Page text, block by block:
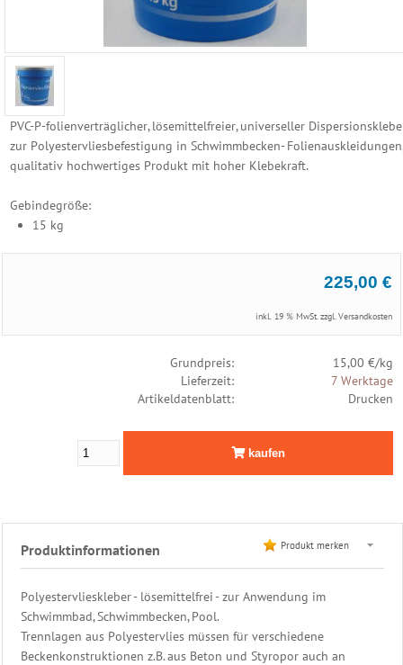
PVC-P-folienverträglicher, lösemittelfreier, universeller
zur Polyestervliesbefestigung in Schwimmbecken- Folienauskleidungen,
qualitativ hochwertiges Produkt mit hoher Klebekraft.
Gebindegröße:
15 kg
225,00 €
inkl. 19 % MwSt. zzgl.Versandkosten
Grundpreis:
15,00 €/kg
Lieferzeit:
7 Werktage
Artikeldatenblatt:
Drucken
kaufen
Produktinformationen Produkt merken
Polyestervlieskleber - lösemittelfrei - zur Anwendung im
Schwimmbad, Schwimmbecken, Pool.
Trennlagen aus Polyestervlies müssen für verschiedene
Beckenkonstruktionen z.B. aus Beton und Styropor auch an
Poolzubehör
Schwimmbecken
Folien
Ersatzhüllen
Ovalformbecken
Achtformbecken
Abdeckung
Edelstahl
Dusche